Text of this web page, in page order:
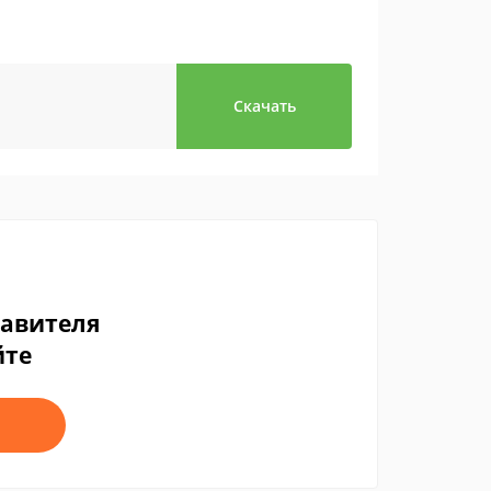
Скачать